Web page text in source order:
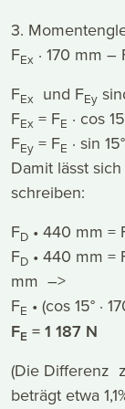
3.
FEx · 170 mm –
FEx und FEy
FEx = FE · cos
FEy = FE · sin
Damit lässt
schreiben:
FD • 440 mm =
FD • 440 mm =
mm –>
FE • (cos 15° ·
FE = 1 187 N
(Die Differenz
beträgt etwa